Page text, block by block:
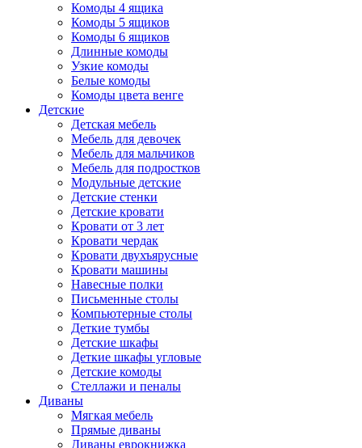
Комоды 4 ящика
Комоды 5 ящиков
Комоды 6 ящиков
Длинные комоды
Узкие комоды
Белые комоды
Комоды цвета венге
Детские
Детская мебель
Мебель для девочек
Мебель для мальчиков
Мебель для подростков
Модульные детские
Детские стенки
Детские кровати
Кровати от 3 лет
Кровати чердак
Кровати двухъярусные
Кровати машины
Навесные полки
Письменные столы
Компьютерные столы
Деткие тумбы
Детские шкафы
Деткие шкафы угловые
Детские комоды
Стеллажи и пеналы
Диваны
Мягкая мебель
Прямые диваны
Диваны еврокнижка